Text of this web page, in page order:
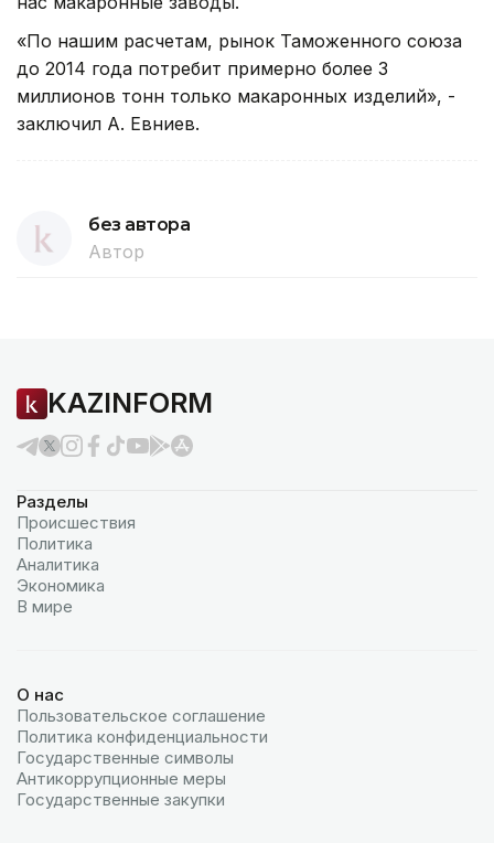
«По нашим расчетам, рынок Таможенного союза
до 2014 года потребит примерно более 3
миллионов тонн только макаронных изделий», -
заключил А. Евниев.
без автора
Автор
KAZINFORM
Разделы
Происшествия
Политика
Аналитика
Экономика
В мире
О нас
Пользовательское соглашение
Политика конфиденциальности
Государственные символы
Антикоррупционные меры
Государственные закупки